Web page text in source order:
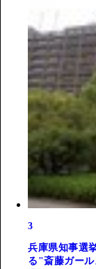
3
兵庫県知事選
る"斎藤ガー